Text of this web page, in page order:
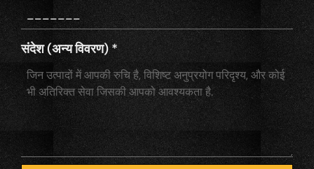
संदेश (अन्य विवरण) *